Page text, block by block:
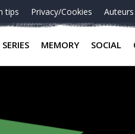
tips Privacy/Cookies Auteurs
SERIES MEMORY SOCIAL